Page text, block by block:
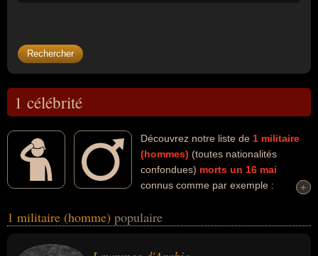
1 célébrité
Découvrez notre liste de 1 militaire
(hommes) (toutes nationalités
confondues) morts un 16 mai
connus comme par exemple :
avoir des liens variés dans les domaines de l'archéologie, de l'art,
traduction. Ces célébrités peuvent également avoir été
+
+
1 militaire (homme) populaire